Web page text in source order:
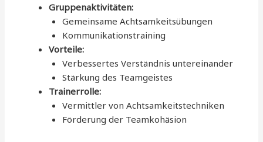
Gruppenaktivitäten:
Gemeinsame Achtsamkeitsübungen
Kommunikationstraining
Vorteile:
Verbessertes Verständnis untereinander
Stärkung des Teamgeistes
Trainerrolle:
Vermittler von Achtsamkeitstechniken
Förderung der Teamkohäsion